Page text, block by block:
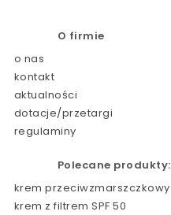
O firmie
o nas
kontakt
aktualności
dotacje/przetargi
regulaminy
Polecane produkty:
krem przeciwzmarszczkowy
krem z filtrem SPF 50